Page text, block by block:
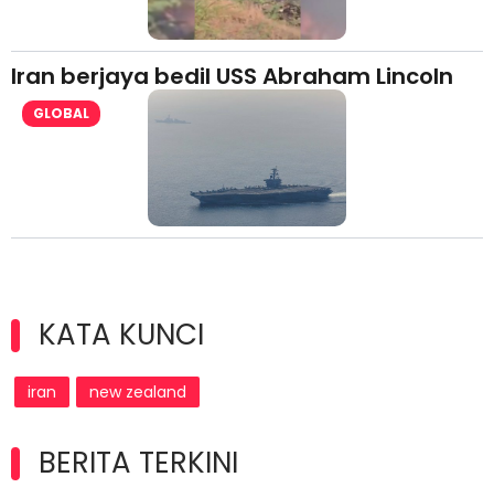
Iran berjaya bedil USS Abraham Lincoln
GLOBAL
KATA KUNCI
iran new zealand
BERITA TERKINI